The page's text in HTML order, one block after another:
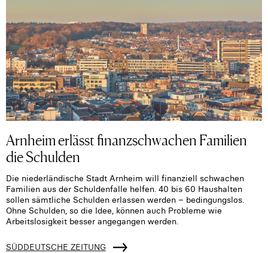
Arnheim erlässt finanzschwachen Familien
die Schulden
Die niederländische Stadt Arnheim will finanziell schwachen
Familien aus der Schuldenfalle helfen. 40 bis 60 Haushalten
sollen sämtliche Schulden erlassen werden – bedingungslos.
Ohne Schulden, so die Idee, können auch Probleme wie
Arbeitslosigkeit besser angegangen werden.
SÜDDEUTSCHE ZEITUNG